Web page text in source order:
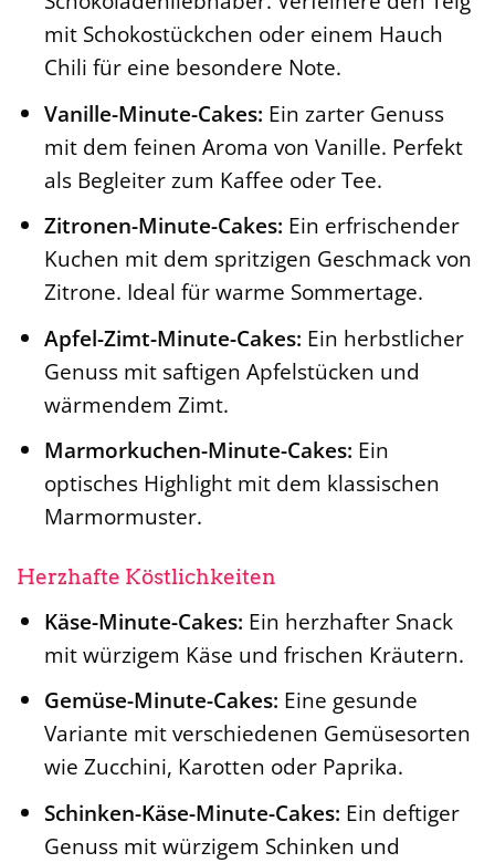
mit Schokostückchen oder einem Hauch
Chili für eine besondere Note.
Vanille-Minute-Cakes: Ein zarter Genuss
mit dem feinen Aroma von Vanille. Perfekt
als Begleiter zum Kaffee oder Tee.
Zitronen-Minute-Cakes: Ein erfrischender
Kuchen mit dem spritzigen Geschmack von
Zitrone. Ideal für warme Sommertage.
Apfel-Zimt-Minute-Cakes: Ein herbstlicher
Genuss mit saftigen Apfelstücken und
wärmendem Zimt.
Marmorkuchen-Minute-Cakes: Ein
optisches Highlight mit dem klassischen
Marmormuster.
Herzhafte Köstlichkeiten
Käse-Minute-Cakes: Ein herzhafter Snack
mit würzigem Käse und frischen Kräutern.
Gemüse-Minute-Cakes: Eine gesunde
Variante mit verschiedenen Gemüsesorten
wie Zucchini, Karotten oder Paprika.
Schinken-Käse-Minute-Cakes: Ein deftiger
Genuss mit würzigem Schinken und